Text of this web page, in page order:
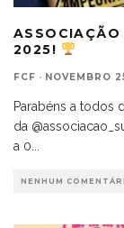
ASSOCIAÇÃO
2025!
FCF · NOVEMBRO
Parabéns a todos
da
a 0
NENHUM